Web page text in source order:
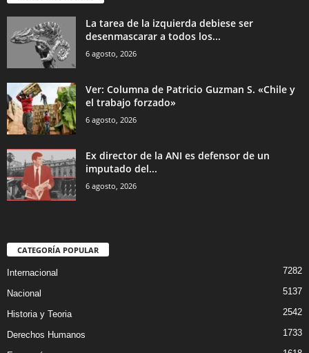
La tarea de la izquierda debiese ser
desenmascarar a todos los...
6 agosto, 2026
Ver: Columna de Patricio Guzman S. «Chile y
el trabajo forzado»
6 agosto, 2026
Ex director de la ANI es defensor de un
imputado del...
6 agosto, 2026
CATEGORÍA POPULAR
Internacional 7282
Nacional 5137
Historia y Teoria 2542
Derechos Humanos 1733